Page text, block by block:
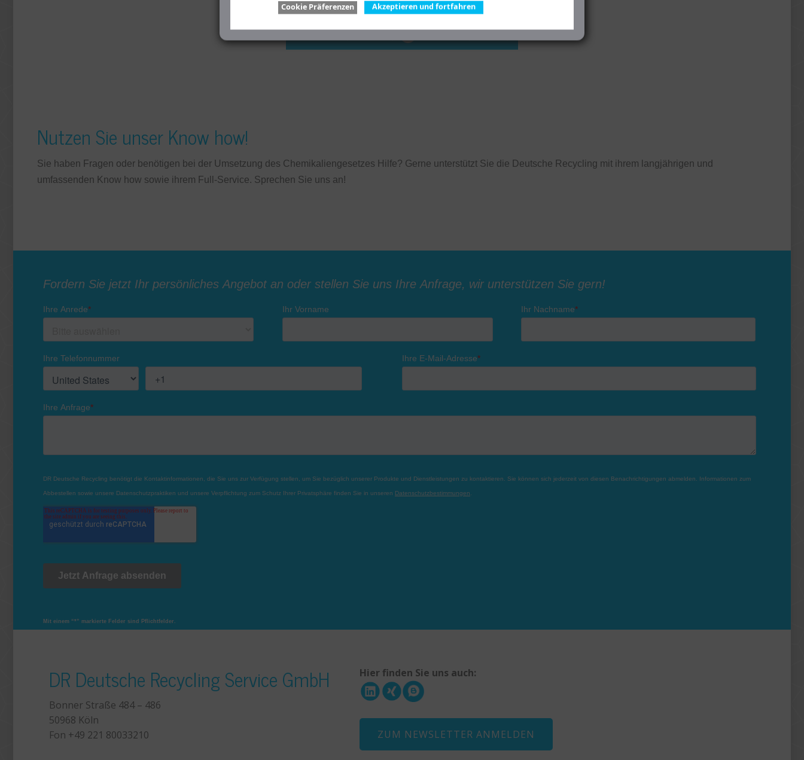
Cookie Präferenzen Akzeptieren und fortfahren
Nutzen Sie unser Know how!
Sie haben Fragen oder benötigen bei der Umsetzung des Chemikaliengesetzes Hilfe? Gerne unterstützt Sie die Deutsche Recycling mit ihrem langjährigen und
umfassenden Know how sowie ihrem Full-Service. Sprechen Sie uns an!
Mit einem “*” markierte Felder sind Pflichtfelder.
DR Deutsche Recycling Service GmbH
Bonner Straße 484 – 486
50968 Köln
Fon +49 221 80033210
Hier finden Sie uns auch:
ZUM NEWSLETTER ANMELDEN